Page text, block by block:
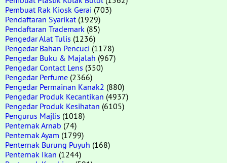
Pembuat Rak Kiosk Gerai (703)
Pendaftaran Syarikat (1929)
Pendaftaran Trademark (85)
Pengedar Alat Tulis (1236)
Pengedar Bahan Pencuci (1178)
Pengedar Buku & Majalah (967)
Pengedar Contact Lens (350)
Pengedar Perfume (2366)
Pengedar Permainan Kanak2 (880)
Pengedar Produk Kecantikan (4937)
Pengedar Produk Kesihatan (6105)
Pengurus Majlis (1018)
Penternak Arnab (74)
Penternak Ayam (1799)
Penternak Burung Puyuh (168)
Penternak Ikan (1244)